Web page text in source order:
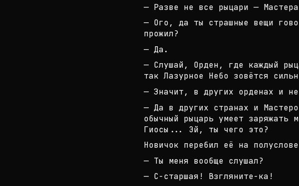
— Разве не все рыцари —
— Ого, да ты страшные вещи
прожил?
— Да.
— Слушай, Орден, где каждый
так Лазурное Небо зовётся
— Значит, в других орденах и
— Да в других странах и
обычный рыцарь умеет заряжать
Гиосы... Эй, ты чего это?
Новичок перебил её на
— Ты меня вообще слушал?
— С-старшая! Взгляните-ка!